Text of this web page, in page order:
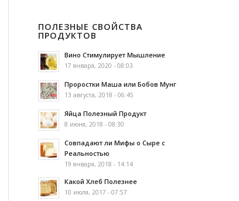
ПОЛЕЗНЫЕ СВОЙСТВА
ПРОДУКТОВ
Вино Стимулирует Мышление
17 января, 2020 - 08:03
Проростки Маша или Бобов Мунг
13 августа, 2018 - 06:45
Яйца Полезный Продукт
8 июня, 2018 - 08:30
Совпадают ли Мифы о Сыре с
Реальностью
19 января, 2018 - 14:14
Какой Хлеб Полезнее
10 июля, 2017 - 07:57